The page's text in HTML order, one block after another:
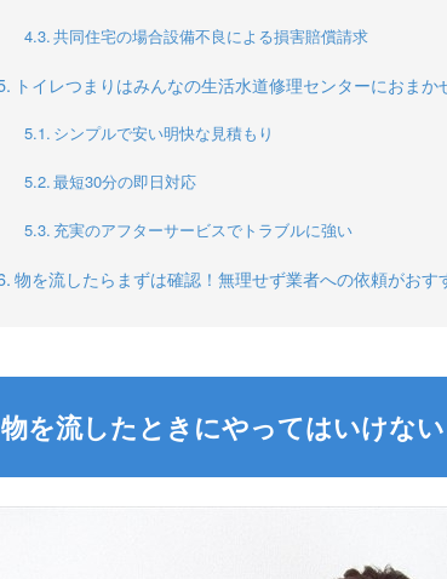
共同住宅の場合設備不良による損害賠償請求
トイレつまりはみんなの生活水道修理センターにおまか
シンプルで安い明快な見積もり
最短30分の即日対応
充実のアフターサービスでトラブルに強い
物を流したらまずは確認！無理せず業者への依頼がおす
物を流したときにやってはいけな